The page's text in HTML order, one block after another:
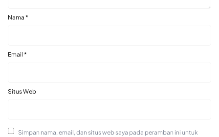
Nama *
Email *
Situs Web
Simpan nama, email, dan situs web saya pada peramban ini untuk